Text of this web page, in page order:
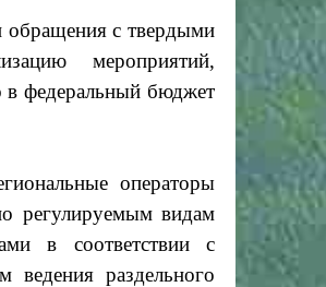
обращения с твердыми
мероприятий,
в федеральный бюджет
операторы
регулируемым видам
в соответствии с
ведения раздельного